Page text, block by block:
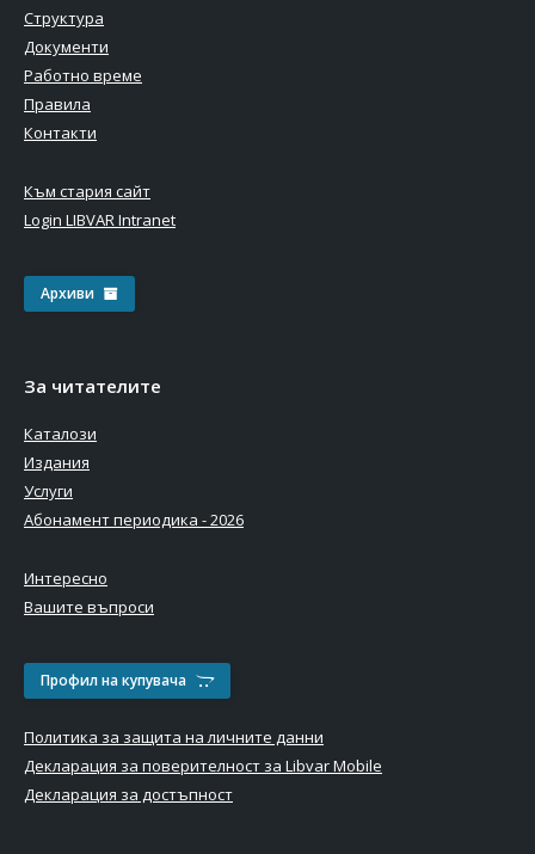
Структура
Документи
Работно време
Правила
Контакти
Към стария сайт
Login LIBVAR Intranet
Архиви
За читателите
Каталози
Издания
Услуги
Абонамент периодика - 2026
Интересно
Вашите въпроси
Профил на купувача
Политика за защита на личните данни
Декларация за поверителност за Libvar Mobile
Декларация за достъпност